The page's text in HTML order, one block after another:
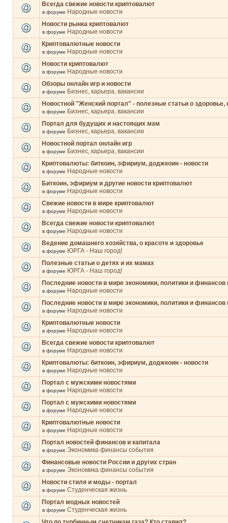
Всегда свежие новости криптовалют
в форуме Народные новости
Новости рынка криптовалют
в форуме Народные новости
Криптовалютные новости
в форуме Народные новости
Новости криптовалют
в форуме Народные новости
Обзоры онлайн игр и новости
в форуме Бизнес, карьера, вакансии
Новостной "Женский портал" - полезные статьи о здоровье,
в форуме Бизнес, карьера, вакансии
Портал для будущих и настоящих мам
в форуме Бизнес, карьера, вакансии
Новостной портал онлайн игр
в форуме Бизнес, карьера, вакансии
Криптовалюты: биткоин, эфириум, доджкоин - новости
в форуме Народные новости
Биткоин, эфириум и другие новости криптовалют
в форуме Народные новости
Свежие новости в мире криптовалют
в форуме Народные новости
Всегда свежие новости криптовалют
в форуме Народные новости
Ведение домашнего хозяйства, о красоте и здоровье
в форуме ЮРГА - Наш город!
Полезные статьи о детях и их мамах
в форуме ЮРГА - Наш город!
Последние новости в мире экономики, политики и финансов
в форуме Народные новости
Последние новости в мире экономики, политики и финансов
в форуме Народные новости
Криптовалютные новости
в форуме Народные новости
Всегда свежие новости криптовалют
в форуме Народные новости
Криптовалюты: биткоин, эфириум, доджкоин - новости
в форуме Народные новости
Портал с мужскими новостями
в форуме Народные новости
Портал с мужскими новостями
в форуме Народные новости
Криптовалютные новости
в форуме Народные новости
Портал новостей финансов и капитала
в форуме Экономика финансы события
Финансовые новости России и других стран
в форуме Экономика финансы события
Новости стиля и моды - портал
в форуме Студенческая жизнь
Портал модных новостей
в форуме Студенческая жизнь